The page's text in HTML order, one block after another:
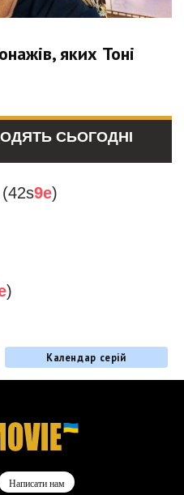
яких Тоні
СЬОГОДНІ
(42s9e)
)
Календар серій
Написати нам